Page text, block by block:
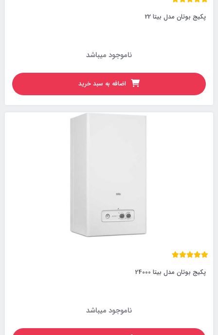
پکیج بوتان مدل بیتا 22
ناموجود میباشد
اضافه به سبد خرید
پکیج بوتان مدل بیتا 24000
ناموجود میباشد